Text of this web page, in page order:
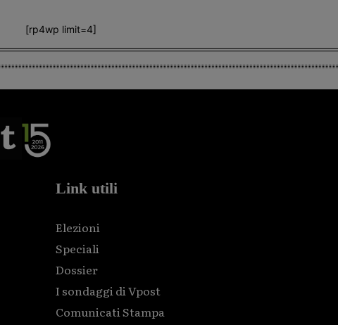
[rp4wp limit=4]
Link utili
Elezioni
Speciali
Dossier
I sondaggi di Vpost
Comunicati Stampa